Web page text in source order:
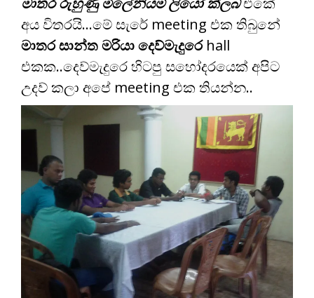
අය විතරයි…මේ සැරේ meeting එක තිබුනේ
මාතර සාන්ත මරියා දෙව්මැදුරෙhall
එකක..දෙව්මැදුරෙ හිටපු සහෝදරයෙක් අපිට
උදව් කලා අපේ meeting එක තියන්න..